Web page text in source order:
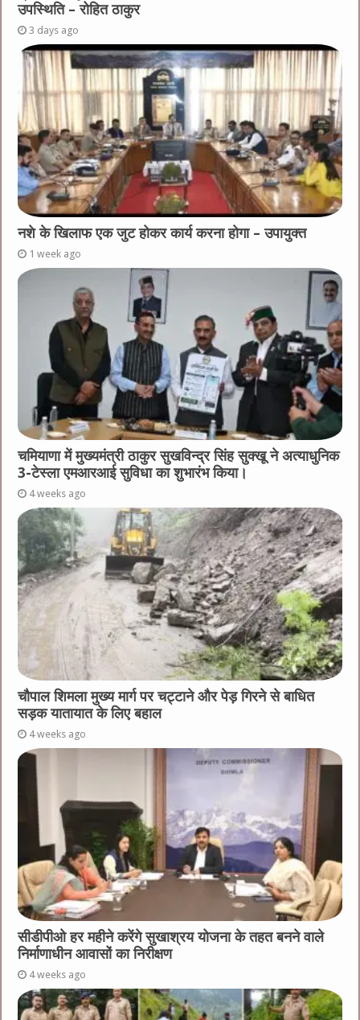
उपस्थिति – रोहित ठाकुर
3 days ago
नशे के खिलाफ एक जुट होकर कार्य करना होगा – उपायुक्त
1 week ago
चमियाणा में मुख्यमंत्री ठाकुर सुखविन्द्र सिंह सुक्खू ने अत्याधुनिक
3-टेस्ला एमआरआई सुविधा का शुभारंभ किया।
4 weeks ago
चौपाल शिमला मुख्य मार्ग पर चट्टाने और पेड़ गिरने से बाधित
सड़क यातायात के लिए बहाल
4 weeks ago
सीडीपीओ हर महीने करेंगे सुखाश्रय योजना के तहत बनने वाले
निर्माणाधीन आवासों का निरीक्षण
4 weeks ago